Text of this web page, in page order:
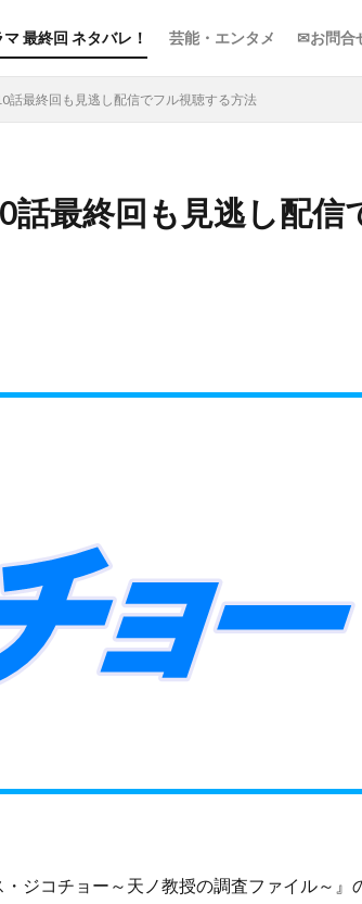
マ 最終回 ネタバレ！ 芸能・エンタメ ✉お問合
話最終回も見逃し配信でフル視聴する方法
話最終回も見逃し配信
ジコチョー～天ノ教授の調査ファイル～』